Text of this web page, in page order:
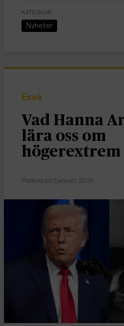
KATEGORI
Nyheter
Essä
Vad Hanna
lära oss om
Publicerad 2 januari, 2026